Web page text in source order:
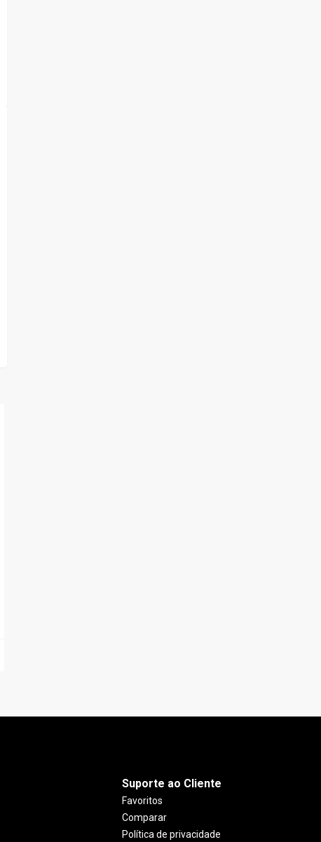
Suporte ao Cliente
Favoritos
Comparar
Política de privacidade